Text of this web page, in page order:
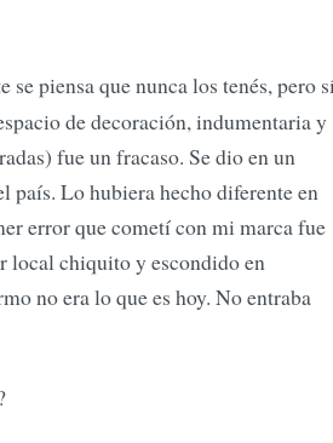
se piensa que nunca los tenés, pero
de decoración, indumentaria y
fue un fracaso. Se dio en un
país. Lo hubiera hecho diferente en
error que cometí con mi marca fue
local chiquito y escondido en
no era lo que es hoy. No entraba